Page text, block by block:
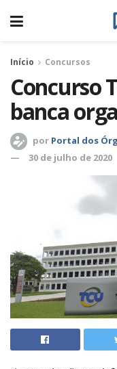
Início Concursos
Concurso
banca
por Portal dos
30 de julho de 2020